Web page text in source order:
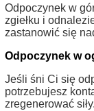
Odpoczynek w
zgiełku i
zastanowić się
Odpoczynek w
Jeśli śni Ci się
potrzebujesz
zregenerować siły.